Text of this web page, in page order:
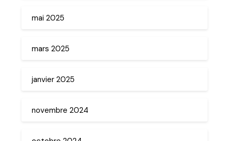
mai 2025
mars 2025
janvier 2025
novembre 2024